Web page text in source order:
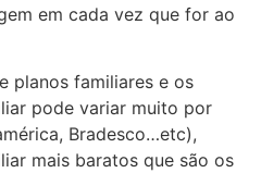
em cada vez que for ao
planos familiares e os
pode variar muito por
Bradesco…etc),
mais baratos que são os